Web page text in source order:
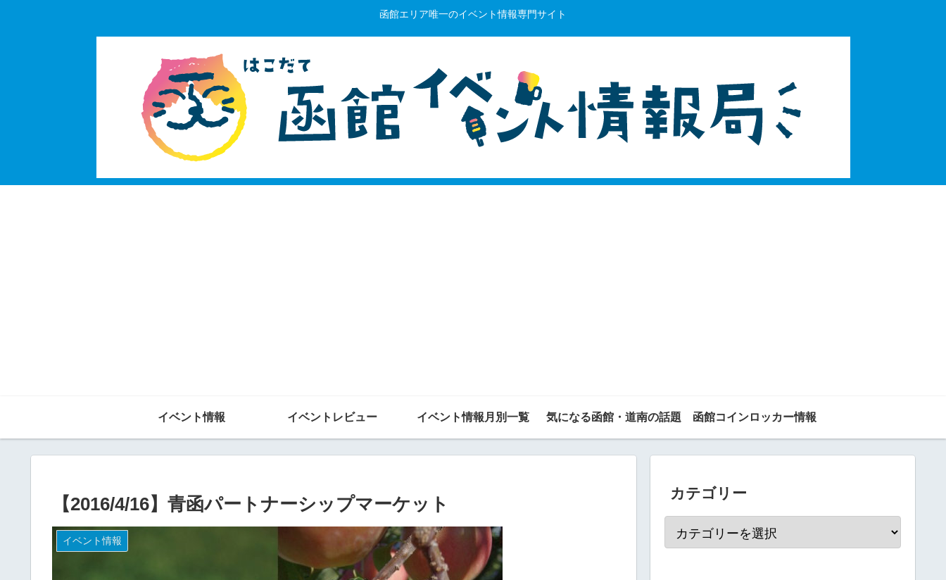
函館エリア唯一のイベント情報専門サイト
イベント情報 イベントレビュー イベント情報月別一覧 気になる函館・道南の話題 函館コインロッカー情報
【2016/4/16】青函パートナーシップマーケット
イベント情報
カテゴリー